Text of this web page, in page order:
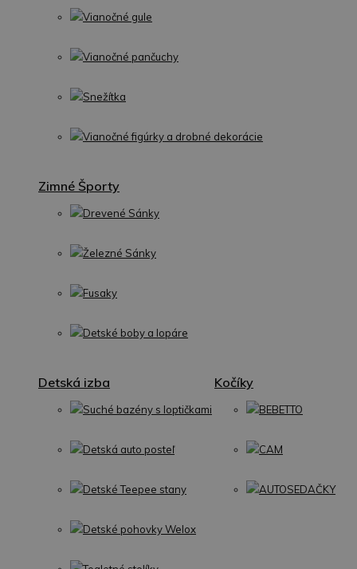
Vianočné gule
Vianočné pančuchy
Snežítka
Vianočné figúrky a drobné dekorácie
Zimné Športy
Drevené Sánky
Železné Sánky
Fusaky
Detské boby a lopáre
Detská izba
Suché bazény s loptičkami
Detská auto posteľ
Detské Teepee stany
Detské pohovky Welox
Kočíky
BEBETTO
CAM
AUTOSEDAČKY